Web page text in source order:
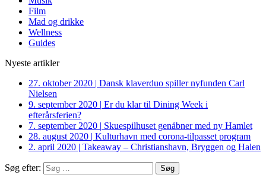
Film
Mad og drikke
Wellness
Guides
Nyeste artikler
27. oktober 2020 | Dansk klaverduo spiller nyfunden Carl
Nielsen
9. september 2020 | Er du klar til Dining Week i
efterårsferien?
7. september 2020 | Skuespilhuset genåbner med ny Hamlet
28. august 2020 | Kulturhavn med corona-tilpasset program
2. april 2020 | Takeaway – Christianshavn, Bryggen og Halen
Søg efter: